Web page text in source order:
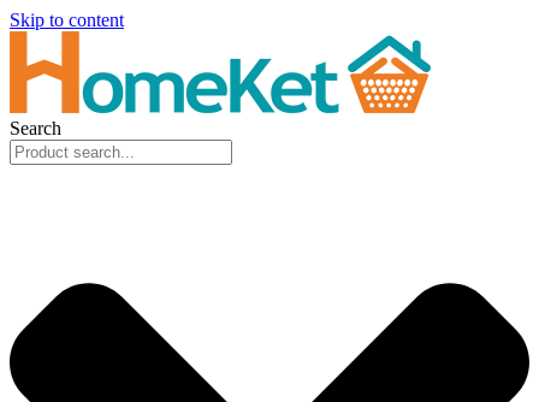
Skip to content
Search